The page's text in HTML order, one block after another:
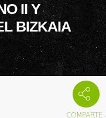
II Y
BIZKAIA